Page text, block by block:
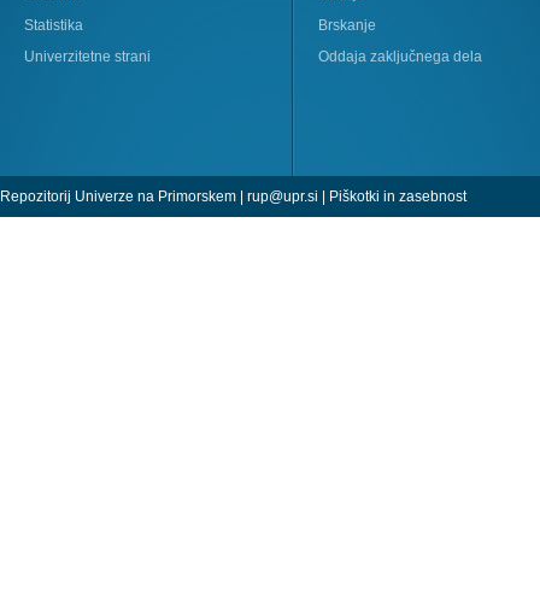
Statistika
Univerzitetne strani
Brskanje
Oddaja zaključnega dela
Repozitorij Univerze na Primorskem | rup@upr.si | Piškotki in zasebnost